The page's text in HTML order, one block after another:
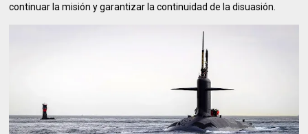
continuar la misión y garantizar la continuidad de la disuasión.